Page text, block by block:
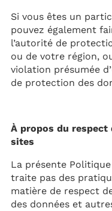
Si vous êtes un
pouvez également
l’autorité de
ou de votre région,
violation présumée
de protection des
À propos du respect
sites
La présente
traite pas des
matière de respect
des données et